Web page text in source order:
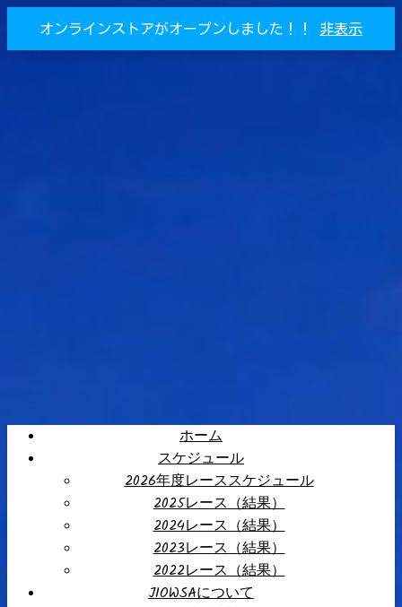
オンラインストアがオープンしました！！ 非表示
ホーム
スケジュール
2026年度レーススケジュール
2025レース（結果）
2024レース（結果）
2023レース（結果）
2022レース（結果）
JIOWSAについて